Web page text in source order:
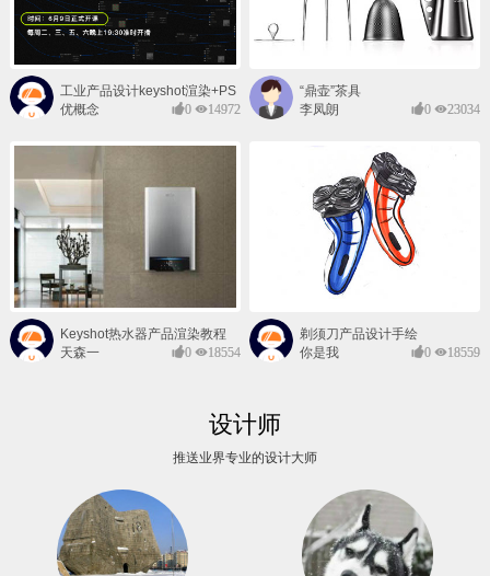
工业产品设计keyshot渲染+PS
后期班
优概念 0 14972
“鼎壶”茶具
李凤朗
0 23034
Keyshot热水器产品渲染教程
天森一
0 18554
剃须刀产品设计手绘
你是我
0 18559
设计师
推送业界专业的设计大师